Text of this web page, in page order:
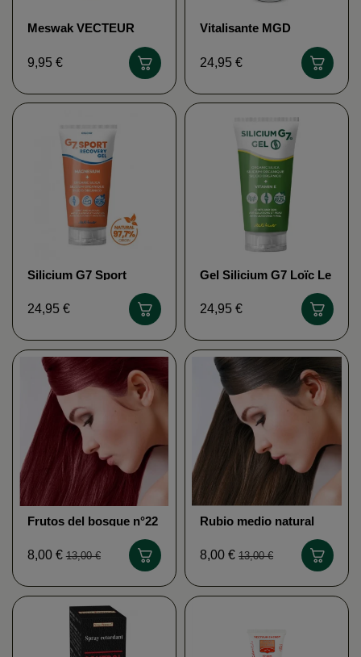
Meswak VECTEUR
9,95 €
Vitalisante MGD
24,95 €
Silicium G7 Sport
24,95 €
Gel Silicium G7 Loïc Le
24,95 €
Frutos del bosque n°22
8,00 €13,00 €
Rubio medio natural
8,00 €13,00 €